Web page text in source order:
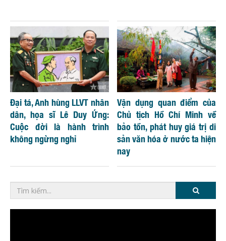
Đại tá, Anh hùng LLVT nhân
dân, họa sĩ Lê Duy Ứng:
Cuộc đời là hành trình
không ngừng nghỉ
Vận dụng quan điểm của
Chủ tịch Hồ Chí Minh về
bảo tồn, phát huy giá trị di
sản văn hóa ở nước ta hiện
nay